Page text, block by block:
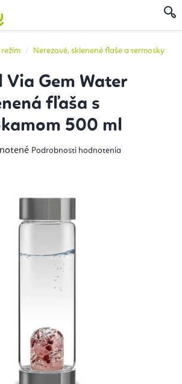
Nerezové, sklenené flaše a termosky
Gem Water
fľaša s
500 ml
Podrobnosti hodnotenia